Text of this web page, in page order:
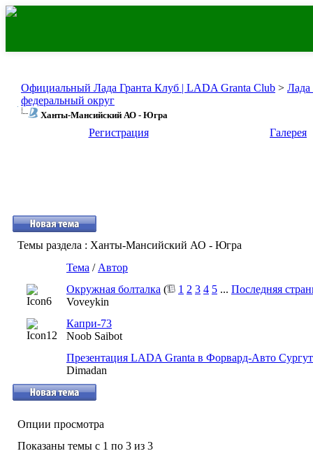
Официальный Лада Гранта Клуб | LADA Granta Club > Лада
федеральный округ
Ханты-Мансийский АО - Югра
Регистрация Галерея
Темы раздела : Ханты-Мансийский АО - Югра
Тема / Автор
Окружная болталка ( 1 2 3 4 5 ... Последняя
Voveykin
Капри-73
Noob Saibot
Презентация LADA Granta в Форвард-Авто Сургут
Dimadan
Опции просмотра
Показаны темы с 1 по 3 из 3